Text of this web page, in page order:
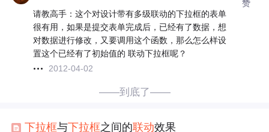
请教高手：这个对设计带有多级联动的下拉框的表单
很有用，如果是提交表单完成后，已经有了数据，想
对数据进行修改，又要调用这个函数，那么怎么样设
置这个已经有了初始值的 联动下拉框呢？
2012-04-02
赞
——到底了——
下拉框与下拉框之间的联动效果